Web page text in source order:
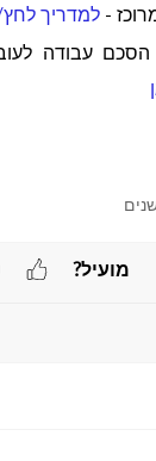
למדריך
הסכם עבודה
מועיל?